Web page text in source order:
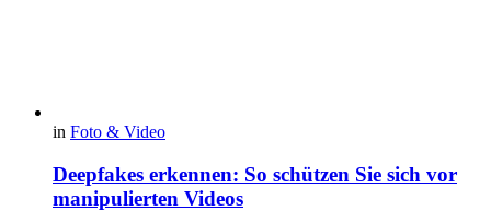
in Foto & Video
Deepfakes erkennen: So schützen Sie sich vor
manipulierten Videos